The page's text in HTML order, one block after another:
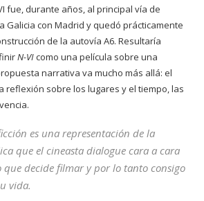
fue, durante años, al principal vía de
Galicia con Madrid y quedó prácticamente
de la autovía A6. Resultaría
N-VIcomo una película sobre una
narrativa va mucho más allá: el
reflexión sobre los lugares y el tiempo, las
es una representación de la
que el cineasta dialogue cara a cara
que decide filmar y por lo tanto consigo
vida.